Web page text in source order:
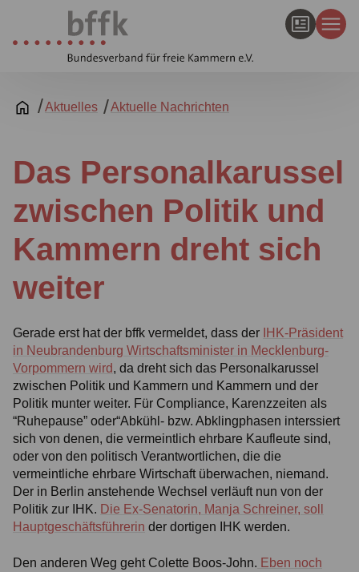
Aktuelles Aktuelle Nachrichten
Das Personalkarussel
zwischen Politik und
Kammern dreht sich
weiter
Gerade erst hat der bffk vermeldet, dass der
IHK-Präsident
in Neubrandenburg Wirtschaftsminister in Mecklenburg-
Vorpommern wird, da dreht sich das Personalkarussel
zwischen Politik und Kammern und Kammern und der
Politik munter weiter. Für Compliance, Karenzzeiten als
“Ruhepause” oder“Abkühl- bzw. Abklingphasen interssiert
sich von denen, die vermeintlich ehrbare Kaufleute sind,
oder von den politisch Verantwortlichen, die die
vermeintliche ehrbare Wirtschaft überwachen, niemand.
Der in Berlin anstehende Wechsel verläuft nun von der
Politik zur IHK. Die Ex-Senatorin, Manja Schreiner, soll
Hauptgeschäftsführerin der dortigen IHK werden.
Den anderen Weg geht Colette Boos-John. Eben noch